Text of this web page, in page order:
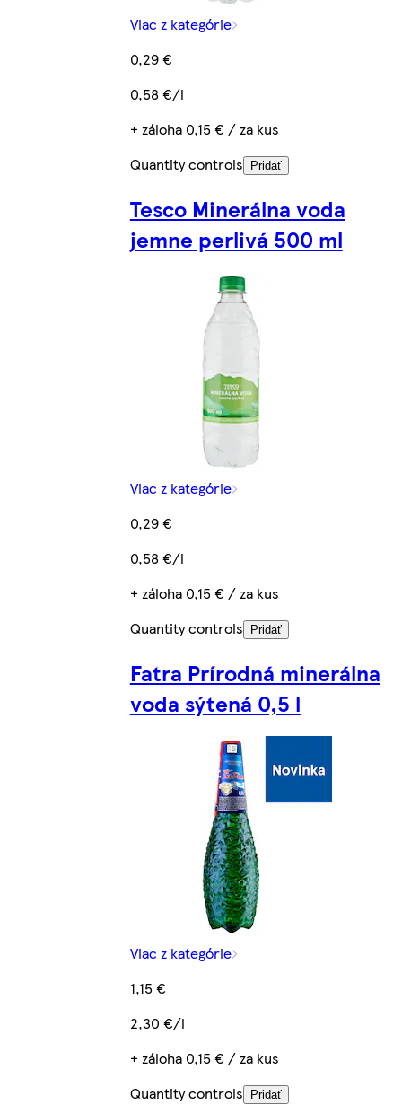
Viac z kategórie
0,29 €
0,58 €/l
+ záloha 0,15 € / za kus
Quantity controls
Pridať
Tesco Minerálna voda
jemne perlivá 500 ml
Viac z kategórie
0,29 €
0,58 €/l
+ záloha 0,15 € / za kus
Quantity controls
Pridať
Fatra Prírodná minerálna
voda sýtená 0,5 l
Viac z kategórie
1,15 €
2,30 €/l
+ záloha 0,15 € / za kus
Quantity controls
Pridať